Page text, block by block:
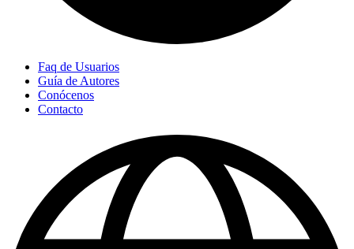
Faq de Usuarios
Guía de Autores
Conócenos
Contacto